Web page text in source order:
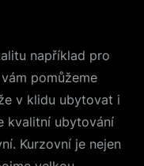
například pro
pomůžeme
v klidu ubytovat i
kvalitní ubytování
Kurzovní je nejen